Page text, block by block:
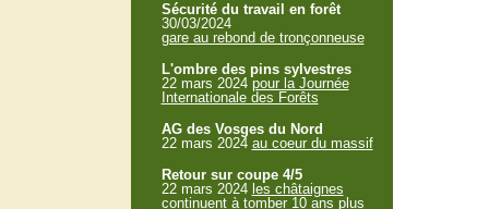
Sécurité du travail en forêt
30/03/2024
gare au rebond de tronçonneuse
L'ombre des pins sylvestres
22 mars 2024 pour la Journée
Internationale des Forêts
AG des Vosges du Nord
22 mars 2024 au coeur du massif
Retour sur coupe 4/5
22 mars 2024 les châtaignes
continuent à tomber 10 ans plus